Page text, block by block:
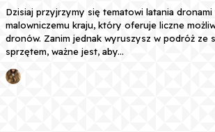
Dzisiaj przyjrzymy się tematowi latania dronami
malowniczemu kraju, który oferuje liczne
dronów. Zanim jednak wyruszysz w podróż ze
sprzętem, ważne jest, aby...